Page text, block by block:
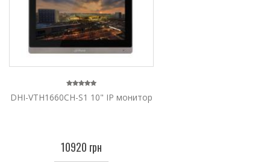
DHI-VTH1660CH-S1 10" IP монитор
10920 грн